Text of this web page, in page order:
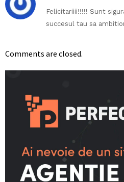
Felicitariiii!!!!! Sunt
succesul tau sa
Comments are closed.